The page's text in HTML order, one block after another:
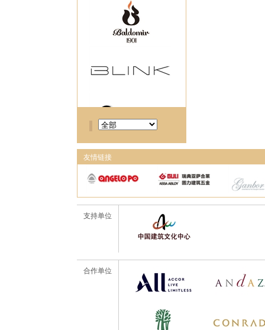
友情链接
支持单位
合作单位